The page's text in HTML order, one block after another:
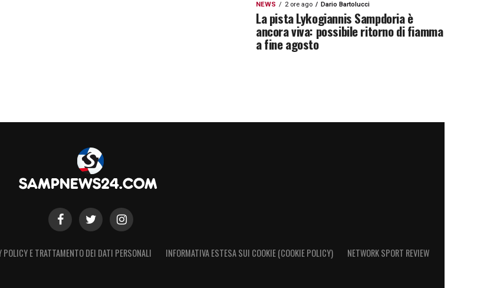
NEWS 2 ore ago Dario Bartolucci
La pista Lykogiannis Sampdoria è
ancora viva: possibile ritorno di fiamma
a fine agosto
POLICY E TRATTAMENTO DEI DATI PERSONALI INFORMATIVA ESTESA SUI COOKIE (COOKIE POLICY) NETWORK SPORT REVIEW